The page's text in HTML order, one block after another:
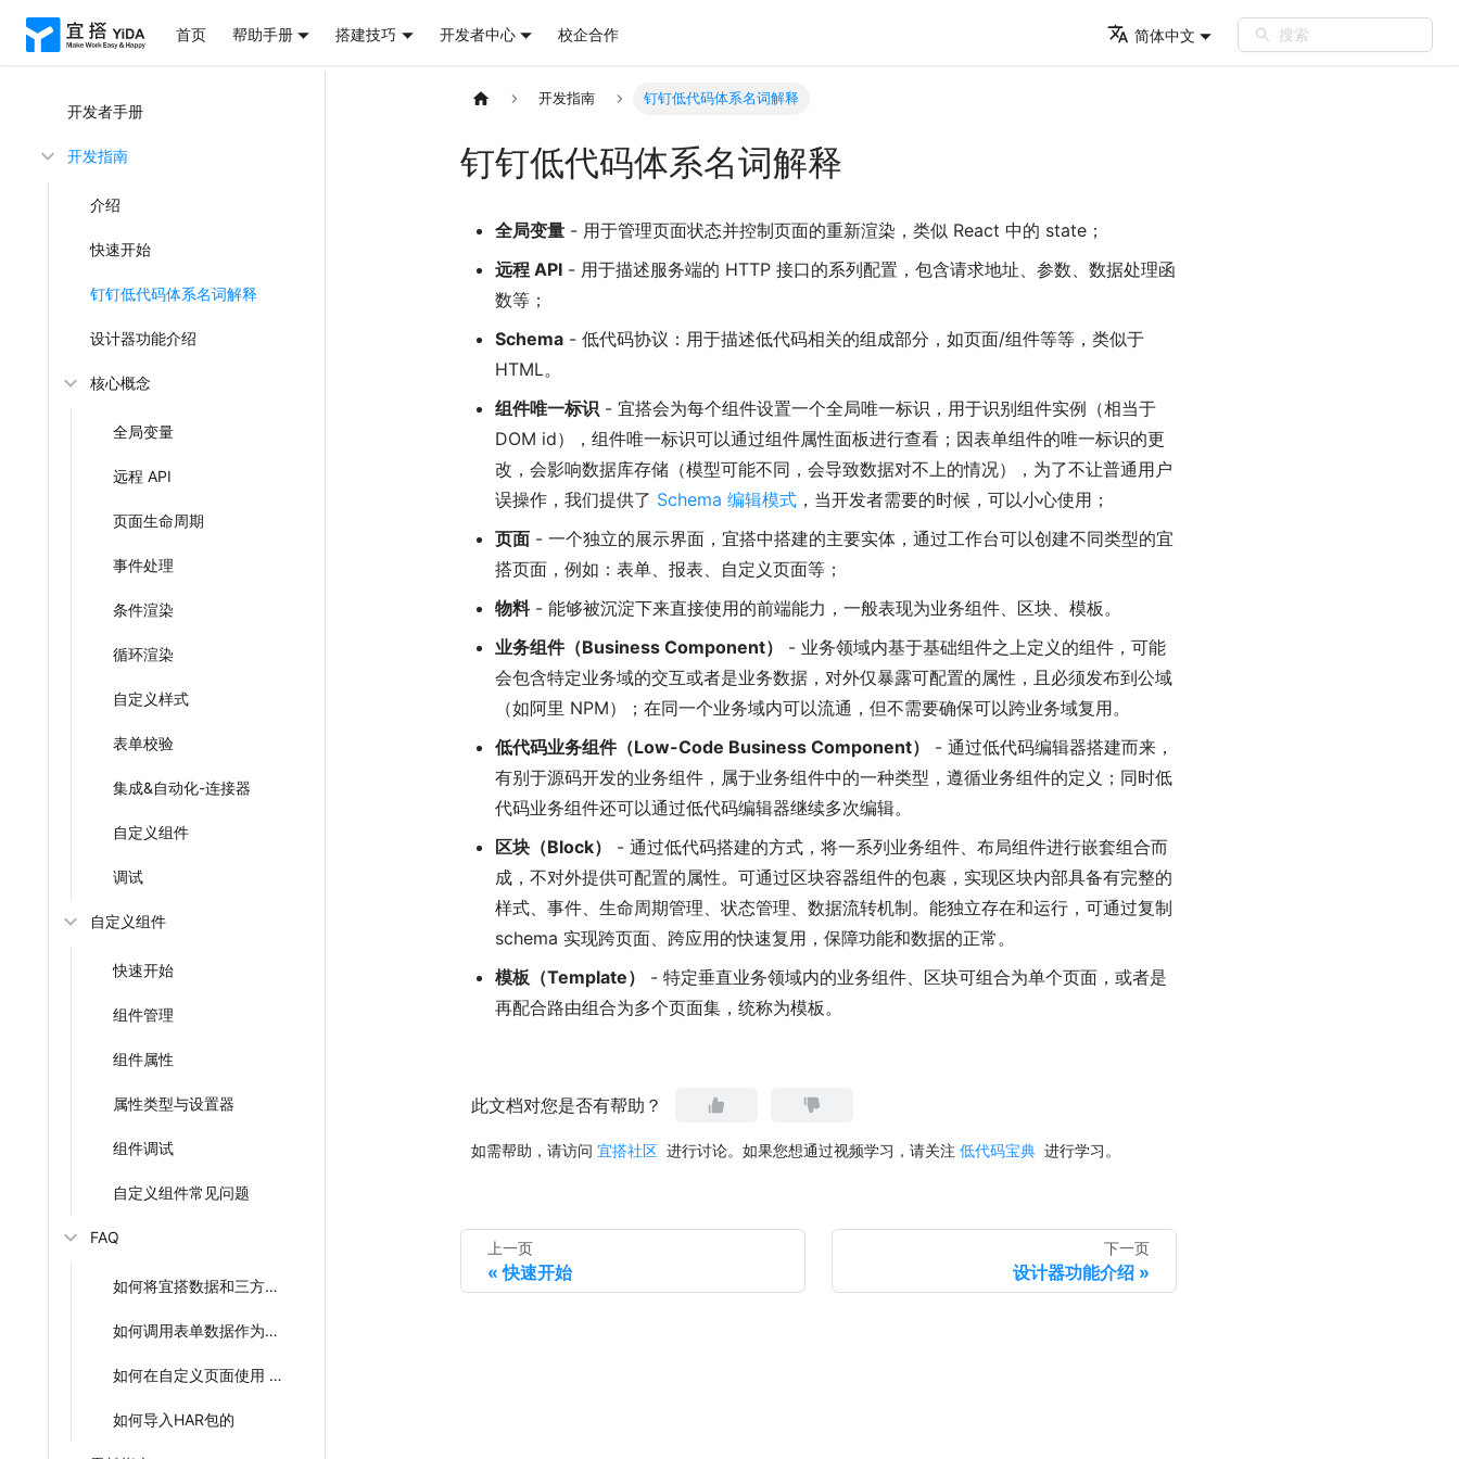
首页 帮助手册 搭建技巧 开发者中心 校企合作 简体中文 搜索
开发者手册
开发指南
介绍
快速开始
钉钉低代码体系名词解释
设计器功能介绍
核心概念
全局变量
远程 API
页面生命周期
事件处理
条件渲染
循环渲染
自定义样式
表单校验
集成&自动化-连接器
自定义组件
调试
自定义组件
快速开始
组件管理
组件属性
属性类型与设置器
组件调试
自定义组件常见问题
FAQ
如何将宜搭数据和三方系统数据打通？
如何调用表单数据作为数据源？
如何在自定义页面使用 Apache ECharts？
如何导入HAR包的
开发指南 钉钉低代码体系名词解释
钉钉低代码体系名词解释
全局变量 - 用于管理页面状态并控制页面的重新渲染，类似 React 中的 state；
远程 API - 用于描述服务端的 HTTP 接口的系列配置，包含请求地址、参数、数据处理函
数等；
Schema - 低代码协议：用于描述低代码相关的组成部分，如页面/组件等等，类似于
HTML。
组件唯一标识 - 宜搭会为每个组件设置一个全局唯一标识，用于识别组件实例（相当于
DOM id），组件唯一标识可以通过组件属性面板进行查看；因表单组件的唯一标识的更
改，会影响数据库存储（模型可能不同，会导致数据对不上的情况），为了不让普通用户
误操作，我们提供了 Schema 编辑模式 ，当开发者需要的时候，可以小心使用；
页面 - 一个独立的展示界面，宜搭中搭建的主要实体，通过工作台可以创建不同类型的宜
搭页面，例如：表单、报表、自定义页面等；
物料- 能够被沉淀下来直接使用的前端能力，一般表现为业务组件、区块、模板。
业务组件（Business Component）
- 业务领域内基于基础组件之上定义的组件，可能
会包含特定业务域的交互或者是业务数据，对外仅暴露可配置的属性，且必须发布到公域
（如阿里 NPM）；在同一个业务域内可以流通，但不需要确保可以跨业务域复用。
低代码业务组件（Low-Code Business Component）
- 通过低代码编辑器搭建而来，
有别于源码开发的业务组件，属于业务组件中的一种类型，遵循业务组件的定义；同时低
代码业务组件还可以通过低代码编辑器继续多次编辑。
区块（Block）
- 通过低代码搭建的方式，将一系列业务组件、布局组件进行嵌套组合而
成，不对外提供可配置的属性。可通过区块容器组件的包裹，实现区块内部具备有完整的
样式、事件、生命周期管理、状态管理、数据流转机制。能独立存在和运行，可通过复制
schema 实现跨页面、跨应用的快速复用，保障功能和数据的正常。
模板（Template）
- 特定垂直业务领域内的业务组件、区块可组合为单个页面，或者是
再配合路由组合为多个页面集，统称为模板。
此文档对您是否有帮助？
如需帮助，请访问 宜搭社区 进行讨论。如果您想通过视频学习，请关注 低代码宝典 进行学习。
上一页
快速开始
下一页
设计器功能介绍